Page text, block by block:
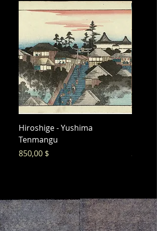
Hiroshige - Yushima
Tenmangu
Preis
850,00 $
Preis
325,00 $